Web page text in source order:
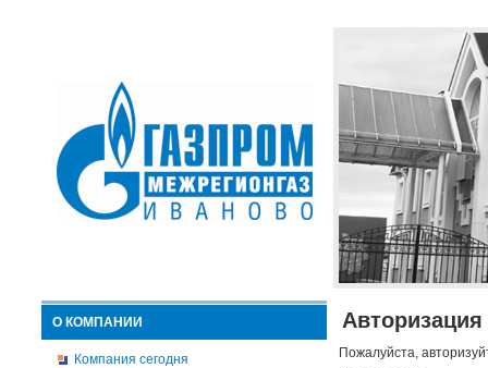
О КОМПАНИИ
Компания сегодня
Авторизация
Пожалуйста,